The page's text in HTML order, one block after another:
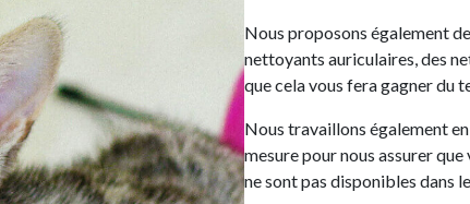
Nous proposons également
nettoyants auriculaires, des
que cela vous fera gagner du
Nous travaillons également
mesure pour nous assurer
ne sont pas disponibles dans